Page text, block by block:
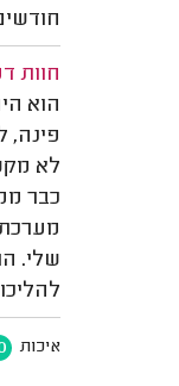
חוות
הוא
פינה,
לא
כבר
שלי.
איכות